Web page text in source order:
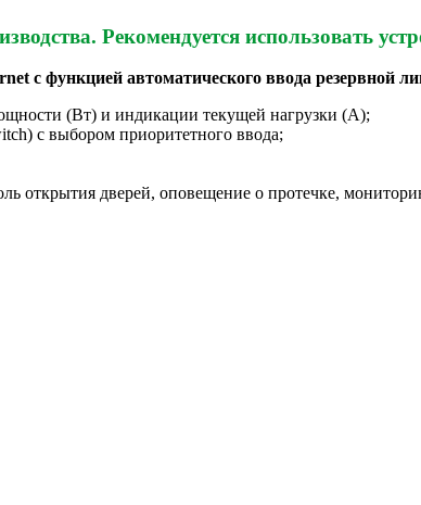
Рекомендуется использовать
с функцией автоматического ввода резервной
(Вт) и индикации текущей нагрузки (А);
c выбором приоритетного ввода;
открытия дверей, оповещение о протечке,